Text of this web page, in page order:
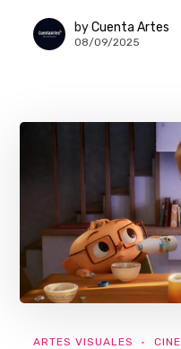
by Cuenta Artes
08/09/2025
ARTES VISUALES CINE